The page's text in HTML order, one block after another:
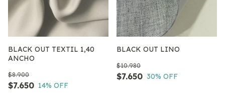
BLACK OUT TEXTIL 1,40
ANCHO
$7.650
$8.900
14% OFF
BLACK OUT LINO
$7.650
$10.980
30% OFF